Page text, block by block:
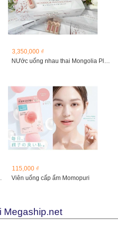
3,350,000 ₫
NƯớc uống nhau thai Mongolia Placenta Liquid
Gold...
115,000 ₫
Viên uống cấp ẩm Momopuri
Megaship.net